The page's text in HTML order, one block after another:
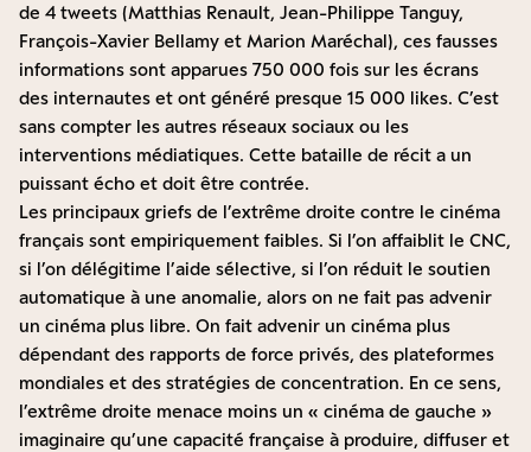
de 4 tweets (Matthias Renault, Jean-Philippe Tanguy,
François-Xavier Bellamy et Marion Maréchal), ces fausses
informations sont apparues 750 000 fois sur les écrans
des internautes et ont généré presque 15 000 likes. C’est
sans compter les autres réseaux sociaux ou les
interventions médiatiques. Cette bataille de récit a un
puissant écho et doit être contrée.
Les principaux griefs de l’extrême droite contre le cinéma
français sont empiriquement faibles. Si l’on affaiblit le CNC,
si l’on délégitime l’aide sélective, si l’on réduit le soutien
automatique à une anomalie, alors on ne fait pas advenir
un cinéma plus libre. On fait advenir un cinéma plus
dépendant des rapports de force privés, des plateformes
mondiales et des stratégies de concentration. En ce sens,
l’extrême droite menace moins un « cinéma de gauche »
imaginaire qu’une capacité française à produire, diffuser et